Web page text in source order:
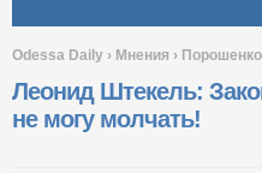
Odessa Daily › Мнения ›
Леонид Штекель:
не могу молчать!